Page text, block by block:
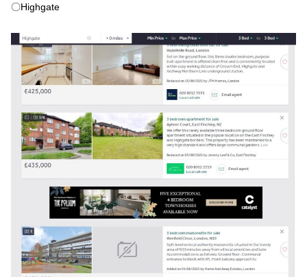
〇Highgate